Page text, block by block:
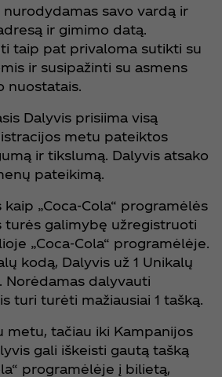
savo vardą ir
ir gimimo datą.
taip pat privaloma sutikti su
ir susipažinti su asmens
nuostatais.
Dalyvis prisiima visą
metu pateiktos
ir tikslumą. Dalyvis atsako
pateikimą.
„Coca‑Cola“ programėlės
turės galimybę užregistruoti
„Coca‑Cola“ programėlėje.
kodą, Dalyvis už 1 Unikalų
Norėdamas dalyvauti
turi turėti mažiausiai 1 tašką.
metu, tačiau iki Kampanijos
gali iškeisti gautą tašką
programėlėje į bilietą,